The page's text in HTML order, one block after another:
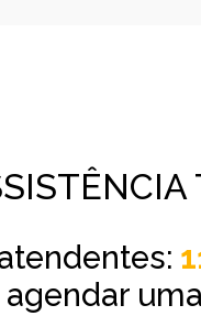
agendar